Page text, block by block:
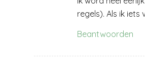
regels). Als ik
Beantwoorden